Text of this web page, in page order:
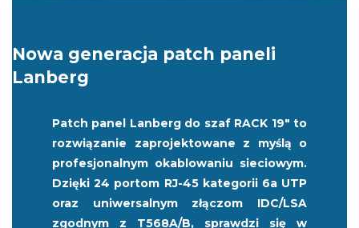
Nowa generacja patch paneli
Lanberg
Patch panel Lanberg do szaf RACK 19" to
rozwiązanie zaprojektowane z myślą o
profesjonalnym okablowaniu sieciowym.
Dzięki 24 portom RJ-45 kategorii 6a UTP
oraz uniwersalnym złączom IDC/LSA
zgodnym z T568A/B, sprawdzi się w